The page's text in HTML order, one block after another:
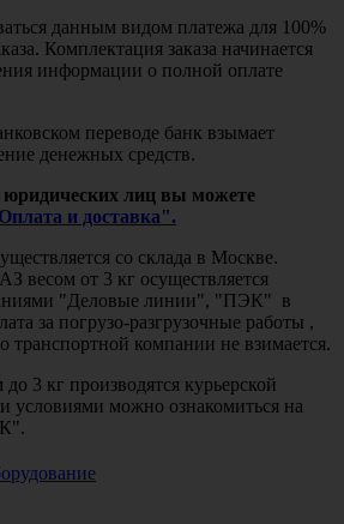
данным видом платежа для 100%
Комплектация заказа начинается
информации о полной оплате
переводе банк взымает
денежных средств.
лиц вы можете
и доставка".
со склада в Москве.
весом от 3 кг осуществляется
"Деловые линии", "ПЭК" в
за погрузо-разгрузочные работы ,
транспортной компании не взимается.
до 3 кг производятся курьерской
условиями можно ознакомиться на